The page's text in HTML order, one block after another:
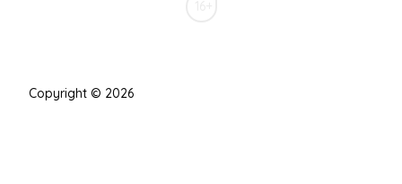
Copyright © 2026